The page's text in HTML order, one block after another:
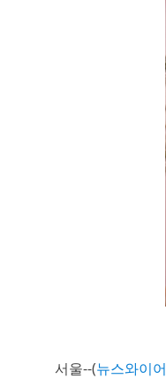
서울--(뉴스와이어